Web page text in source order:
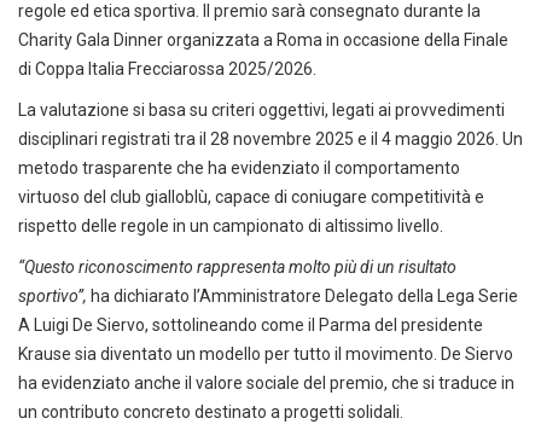
regole ed etica sportiva. Il premio sarà consegnato durante la
Charity Gala Dinner organizzata a Roma in occasione della Finale
di Coppa Italia Frecciarossa 2025/2026.
La valutazione si basa su criteri oggettivi, legati ai provvedimenti
disciplinari registrati tra il 28 novembre 2025 e il 4 maggio 2026. Un
metodo trasparente che ha evidenziato il comportamento
virtuoso del club gialloblù, capace di coniugare competitività e
rispetto delle regole in un campionato di altissimo livello.
“Questo riconoscimento rappresenta molto più di un risultato
sportivo”, ha dichiarato l’Amministratore Delegato della Lega Serie
A Luigi De Siervo, sottolineando come il Parma del presidente
Krause sia diventato un modello per tutto il movimento. De Siervo
ha evidenziato anche il valore sociale del premio, che si traduce in
un contributo concreto destinato a progetti solidali.